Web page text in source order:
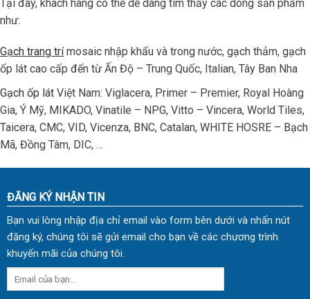
Tại đây, khách hàng có thể dễ dàng tìm thấy các dòng sản phẩm
như:
Gạch trang trímosaic nhập khẩu và trong nước, gạch thảm, gạch
ốp lát cao cấp đến từ Ấn Độ – Trung Quốc, Italian, Tây Ban Nha
Gạch ốp lát Việt Nam: Viglacera, Primer – Premier, Royal Hoàng
Gia, Ý Mỹ, MIKADO, Vinatile – NPG, Vitto – Vincera, World Tiles,
Taicera, CMC, VID, Vicenza, BNC, Catalan, WHITE HOSRE – Bạch
Mã, Đồng Tâm, DIC, …
ĐĂNG KÝ NHẬN TIN
Bạn vui lòng nhập địa chỉ email vào form bên dưới và nhấn nút
đăng ký, chúng tôi sẽ gửi email cho bạn về các chương trình
khuyến mãi của chúng tôi.